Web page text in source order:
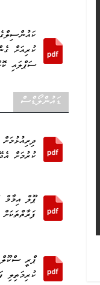
ކުރިއަށް
ސަޕްލައި
ޑައުންލޯޑްސް
ކުރުމަށް
ޕޫލް އިމާމް
ޕްރީ
ކުރިމަތިލި